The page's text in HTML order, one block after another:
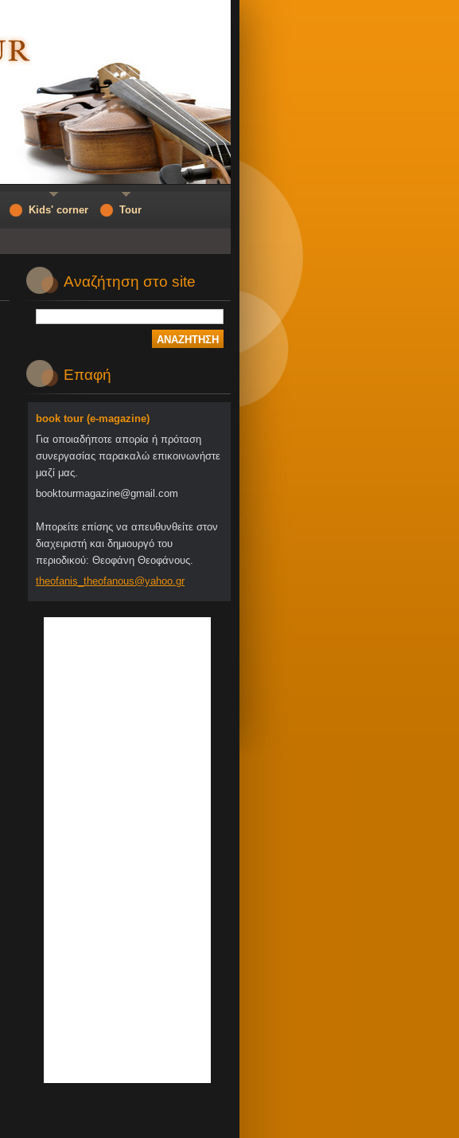
Αναζήτηση στο site
Επαφή
book tour (e-magazine)
Για οποιαδήποτε απορία ή πρόταση
συνεργασίας παρακαλώ επικοινωνήστε
μαζί μας.
booktourmagazine@gmail.com
Μπορείτε επίσης να απευθυνθείτε στον
διαχειριστή και δημιουργό του
περιοδικού: Θεοφάνη Θεοφάνους.
theofanis_theofanous@yahoo.gr
Kids' corner Tour